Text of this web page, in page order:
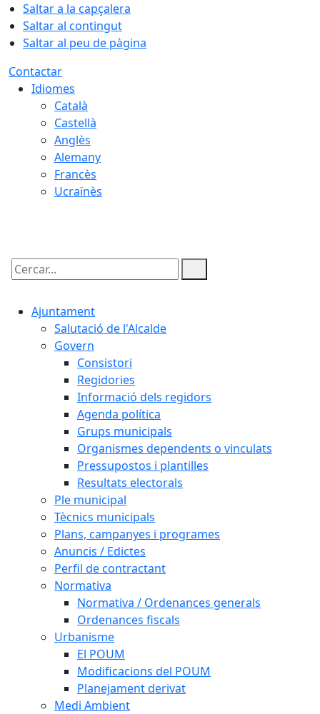
Saltar a la capçalera
Saltar al contingut
Saltar al peu de pàgina
Contactar
Idiomes
Català
Castellà
Anglès
Alemany
Francès
Ucraïnès
Cercar:
Ajuntament
Salutació de l'Alcalde
Govern
Consistori
Regidories
Informació dels regidors
Agenda política
Grups municipals
Organismes dependents o vinculats
Pressupostos i plantilles
Resultats electorals
Ple municipal
Tècnics municipals
Plans, campanyes i programes
Anuncis / Edictes
Perfil de contractant
Normativa
Normativa / Ordenances generals
Ordenances fiscals
Urbanisme
El POUM
Modificacions del POUM
Planejament derivat
Medi Ambient